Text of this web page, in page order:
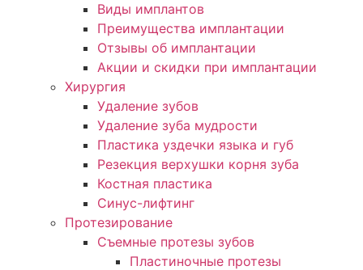
Виды имплантов
Преимущества имплантации
Отзывы об имплантации
Акции и скидки при имплантации
Хирургия
Удаление зубов
Удаление зуба мудрости
Пластика уздечки языка и губ
Резекция верхушки корня зуба
Костная пластика
Синус-лифтинг
Протезирование
Съемные протезы зубов
Пластиночные протезы